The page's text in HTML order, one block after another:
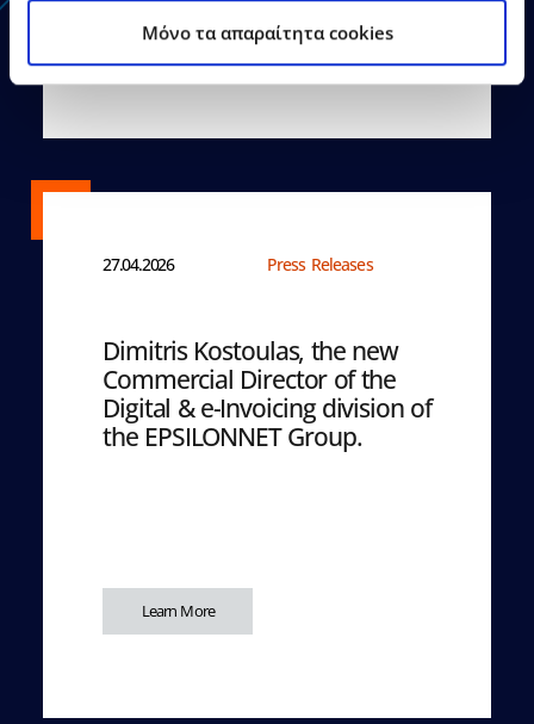
Mόνο τα απαραίτητα cookies
Learn More
27.04.2026 Press Releases
Dimitris Kostoulas, the new
Commercial Director of the
Digital & e-Invoicing division of
the EPSILONNET Group.
Learn More